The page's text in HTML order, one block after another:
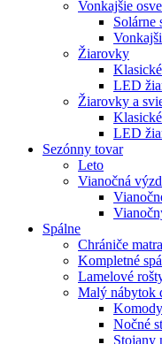
Vonkajšie
Solárne
Žiarovky
LED
Žiarovky a
LED
Sezónny tovar
Leto
Vianočná
Spálne
Chrániče
Kompletné
Lamelové
Malý nábytok
Nočné
Stojany